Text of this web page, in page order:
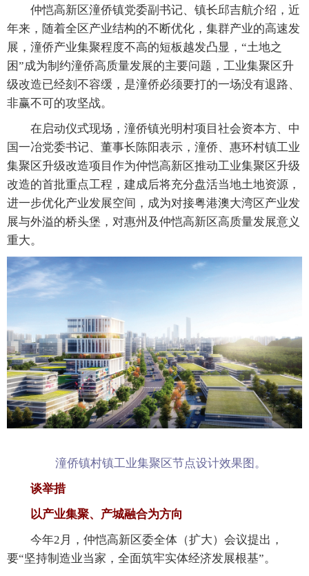
仲恺高新区潼侨镇党委副书记、镇长邱吉航介绍，近
年来，随着全区产业结构的不断优化，集群产业的高速发
展，潼侨产业集聚程度不高的短板越发凸显，“土地之
困”成为制约潼侨高质量发展的主要问题，工业集聚区升
级改造已经刻不容缓，是潼侨必须要打的一场没有退路、
非赢不可的攻坚战。
在启动仪式现场，潼侨镇光明村项目社会资本方、中
国一冶党委书记、董事长陈阳表示，潼侨、惠环村镇工业
集聚区升级改造项目作为仲恺高新区推动工业集聚区升级
改造的首批重点工程，建成后将充分盘活当地土地资源，
进一步优化产业发展空间，成为对接粤港澳大湾区产业发
展与外溢的桥头堡，对惠州及仲恺高新区高质量发展意义
重大。
潼侨镇村镇工业集聚区节点设计效果图。
谈举措
以产业集聚、产城融合为方向
今年2月，仲恺高新区委全体（扩大）会议提出，
要“坚持制造业当家，全面筑牢实体经济发展根基”。